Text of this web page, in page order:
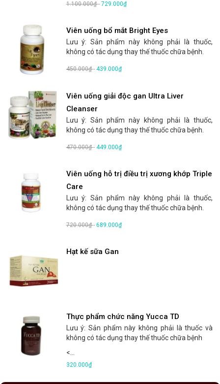
1.100.000₫- 729.000₫
Viên uống bổ mắt Bright Eyes
Lưu ý: Sản phẩm này không phải là thuốc,
không có tác dụng thay thế thuốc chữa bệnh.
450.000₫- 439.000₫
Viên uống giải độc gan Ultra Liver
Cleanser
Lưu ý: Sản phẩm này không phải là thuốc,
không có tác dụng thay thế thuốc chữa bệnh.
470.000₫- 449.000₫
Viên uống hỗ trị điều trị xương khớp Triple
Care
Lưu ý: Sản phẩm này không phải là thuốc,
không có tác dụng thay thế thuốc chữa bệnh.
720.000₫- 689.000₫
Hạt kế sữa Gan
Thực phẩm chức năng Yucca TD
Lưu ý: Sản phẩm này không phải là thuốc và
không có tác dụng thay thế thuốc chữa bệnh
<...
320.000₫